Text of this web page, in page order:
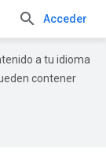
Acceder
a tu idioma
contener